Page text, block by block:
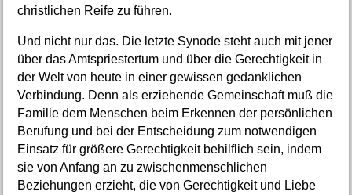
christlichen Reife zu führen.
Und nicht nur das. Die letzte Synode steht auch mit jener
über das Amtspriestertum und über die Gerechtigkeit in
der Welt von heute in einer gewissen gedanklichen
Verbindung. Denn als erziehende Gemeinschaft muß die
Familie dem Menschen beim Erkennen der persönlichen
Berufung und bei der Entscheidung zum notwendigen
Einsatz für größere Gerechtigkeit behilflich sein, indem
sie von Anfang an zu zwischenmenschlichen
Beziehungen erzieht, die von Gerechtigkeit und Liebe